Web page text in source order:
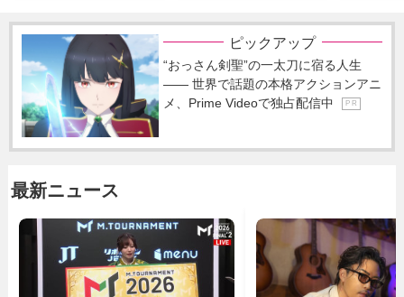
ピックアップ
“おっさん剣聖”の一太刀に宿る人生
―― 世界で話題の本格アクションアニ
メ、Prime Videoで独占配信中
P R
最新ニュース